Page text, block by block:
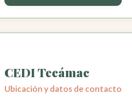
CEDI Tecámac
Ubicación y datos de contacto